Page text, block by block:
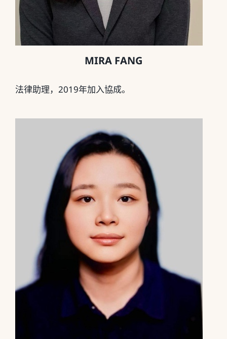
MIRA FANG
法律助理，2019年加入協成。